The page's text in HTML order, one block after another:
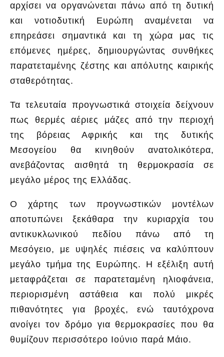
αρχίσει να οργανώνεται πάνω από τη δυτική
και νοτιοδυτική Ευρώπη αναμένεται να
επηρεάσει σημαντικά και τη χώρα μας τις
επόμενες ημέρες, δημιουργώντας συνθήκες
παρατεταμένης ζέστης και απόλυτης καιρικής
σταθερότητας.
Τα τελευταία προγνωστικά στοιχεία δείχνουν
πως θερμές αέριες μάζες από την περιοχή
της βόρειας Αφρικής και της δυτικής
Μεσογείου θα κινηθούν ανατολικότερα,
ανεβάζοντας αισθητά τη θερμοκρασία σε
μεγάλο μέρος της Ελλάδας.
Ο χάρτης των προγνωστικών μοντέλων
αποτυπώνει ξεκάθαρα την κυριαρχία του
αντικυκλωνικού πεδίου πάνω από τη
Μεσόγειο, με υψηλές πιέσεις να καλύπτουν
μεγάλο τμήμα της Ευρώπης. Η εξέλιξη αυτή
μεταφράζεται σε παρατεταμένη ηλιοφάνεια,
περιορισμένη αστάθεια και πολύ μικρές
πιθανότητες για βροχές, ενώ ταυτόχρονα
ανοίγει τον δρόμο για θερμοκρασίες που θα
θυμίζουν περισσότερο Ιούνιο παρά Μάιο.